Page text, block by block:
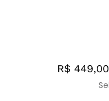
R$ 449,00